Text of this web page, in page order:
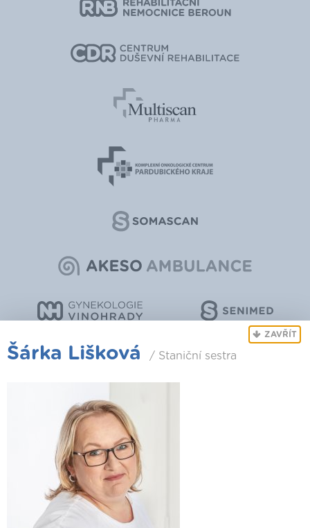
ZAVŘÍT
Šárka Lišková / Staniční sestra